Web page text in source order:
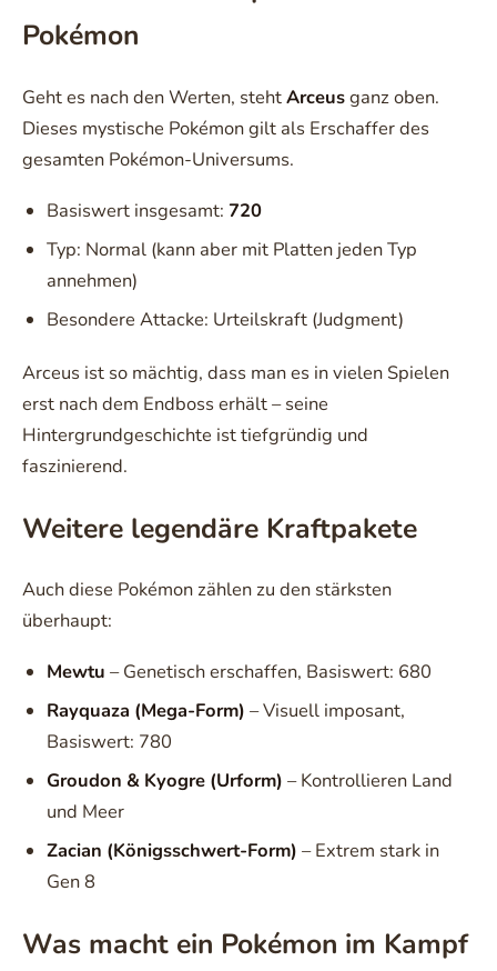
Pokémon
Geht es nach den Werten, stehtArceusganz oben.
Dieses mystische Pokémon gilt als Erschaffer des
gesamten Pokémon-Universums.
Basiswert insgesamt: 720
Typ: Normal (kann aber mit Platten jeden Typ
annehmen)
Besondere Attacke: Urteilskraft (Judgment)
Arceus ist so mächtig, dass man es in vielen Spielen
erst nach dem Endboss erhält – seine
Hintergrundgeschichte ist tiefgründig und
faszinierend.
Weitere legendäre Kraftpakete
Auch diese Pokémon zählen zu den stärksten
überhaupt:
Mewtu – Genetisch erschaffen, Basiswert: 680
Rayquaza (Mega-Form) – Visuell imposant,
Basiswert: 780
Groudon & Kyogre (Urform) – Kontrollieren Land
und Meer
Zacian (Königsschwert-Form) – Extrem stark in
Gen 8
Was macht ein Pokémon im Kampf